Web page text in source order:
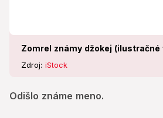
Zomrel známy džokej (ilustračné
Zdroj: iStock
Odišlo známe meno.